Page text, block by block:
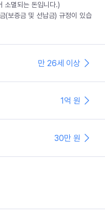
소멸되는 돈입니다.)
(보증금 및 선납금) 규정이 있습
만 26세 이상
1억 원
30만 원